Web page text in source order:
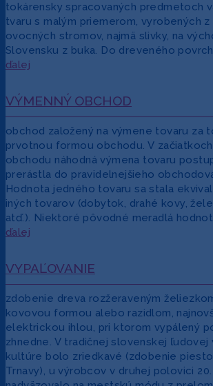
tokárensky spracovaných predmetoch
tvaru s malým priemerom, vyrobených z
ovocných stromov, najmä slivky, na
Slovensku z buka. Do dreveného
ďalej
VÝMENNÝ OBCHOD
obchod založený na výmene tovaru za
prvotnou formou obchodu. V
obchodu náhodná výmena tovaru
prerástla do pravidelnejšieho
Hodnota jedného tovaru sa stala
iných tovarov (dobytok, drahé kovy,
atď.). Niektoré pôvodné meradlá
ďalej
VYPAĽOVANIE
zdobenie dreva rozžeraveným
kovovou formou alebo razidlom,
elektrickou ihlou, pri ktorom vypálený
zhnedne. V tradičnej slovenskej ľudovej
kultúre bolo zriedkavé (zdobenie
Trnavy), u výrobcov v druhej polovici